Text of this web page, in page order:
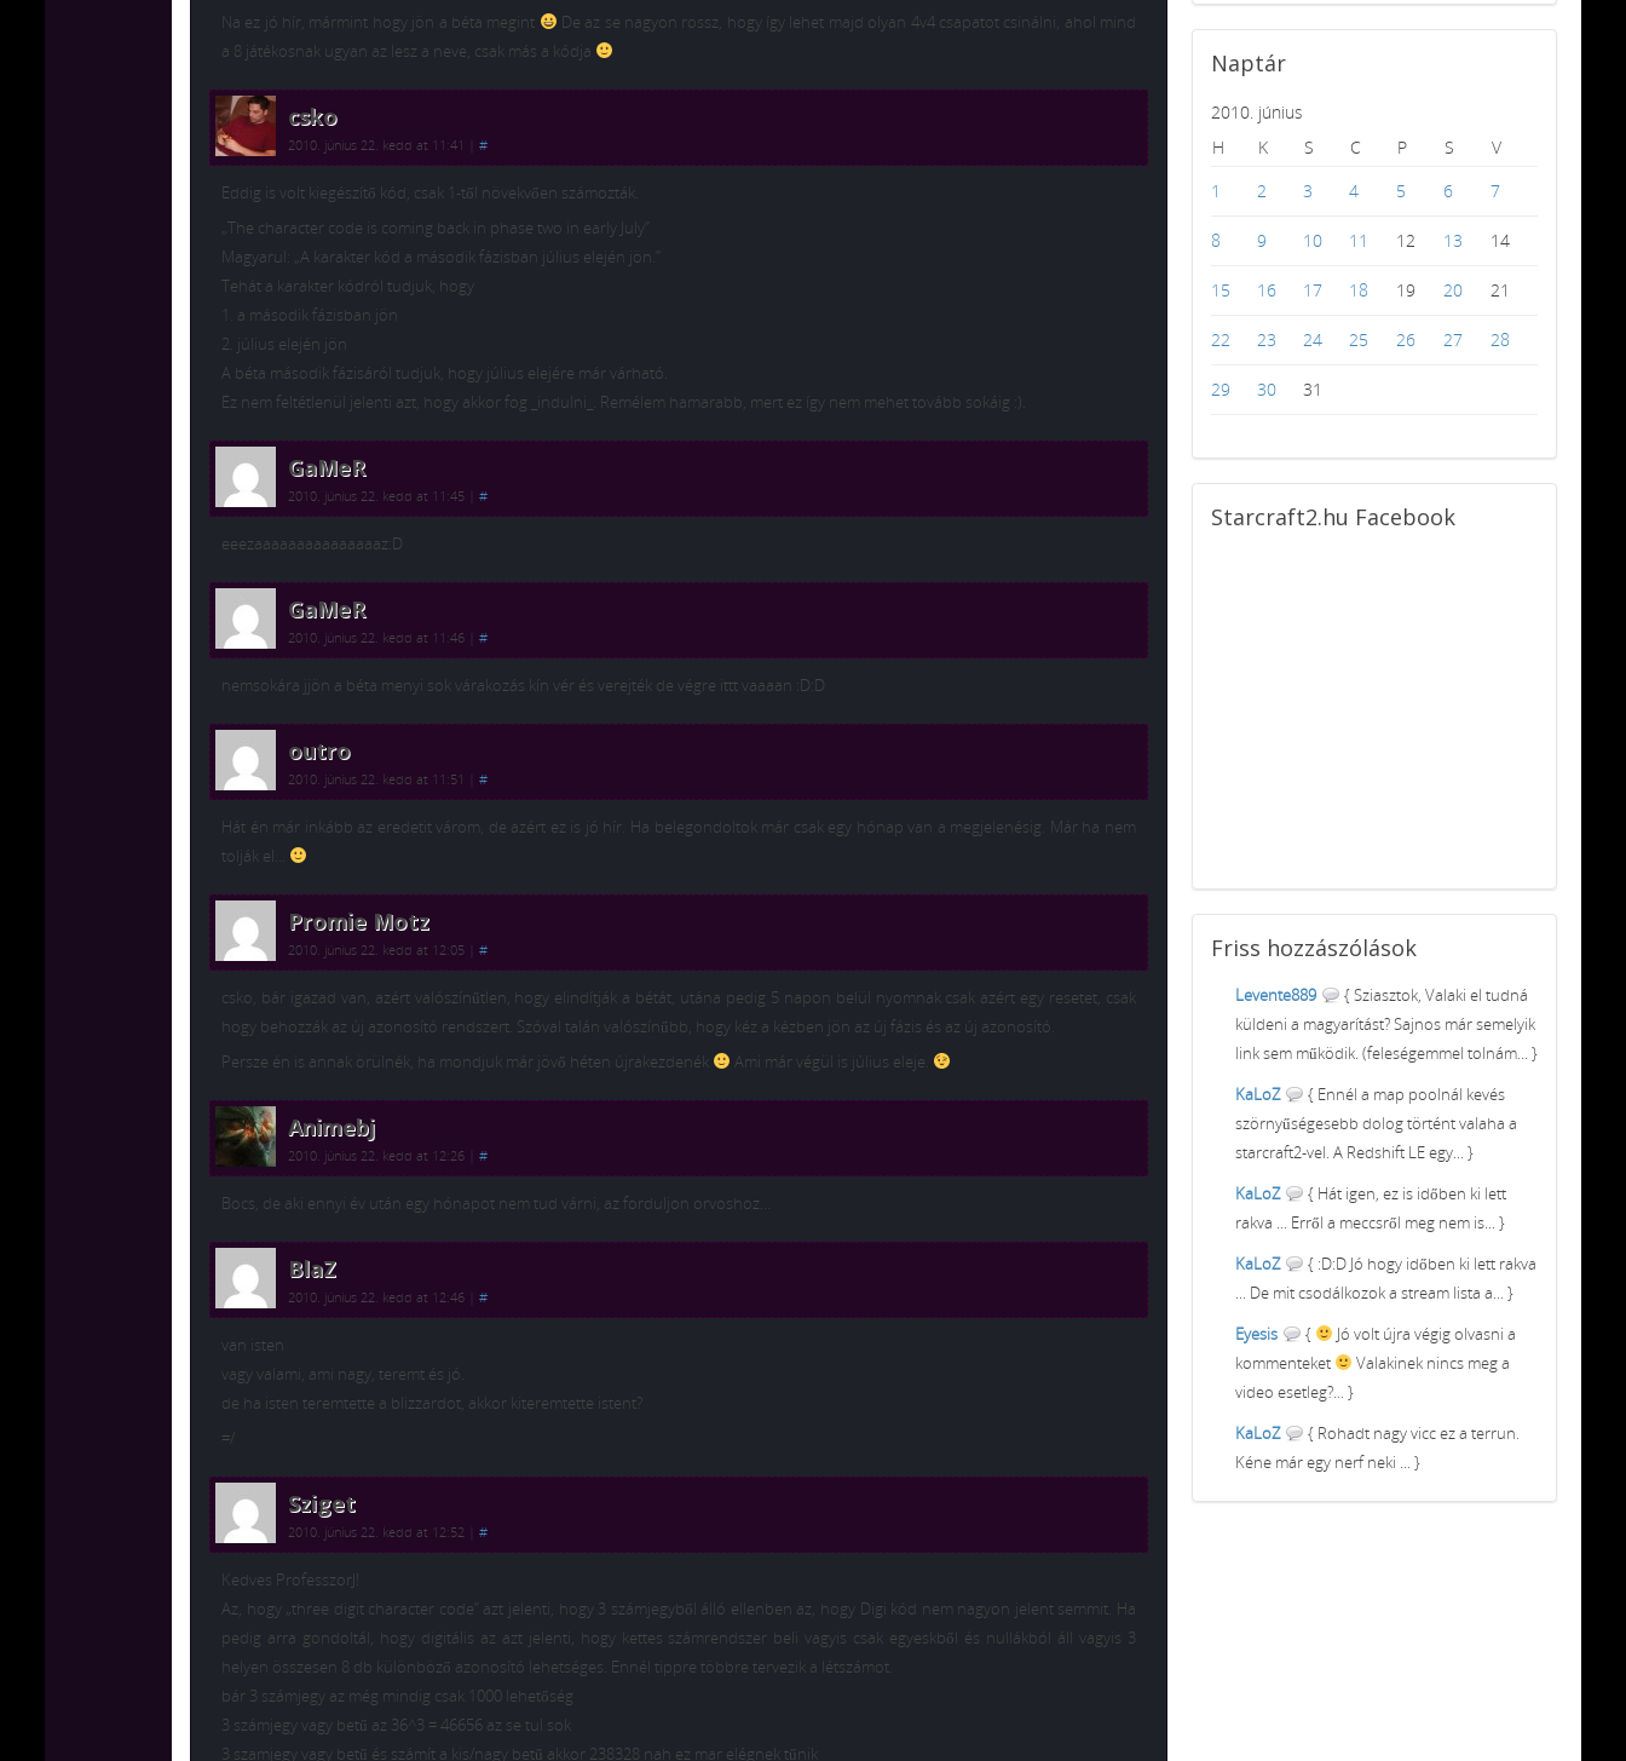
Na ez jó hír, mármint hogy jön a béta megint
De az se nagyon rossz, hogy így lehet majd olyan 4v4 csapatot csinálni, ahol mind
a 8 játékosnak ugyan az lesz a neve, csak más a kódja
csko
2010. június 22. kedd at 11:41 #
Eddig is volt kiegészítő kód, csak 1-től növekvően számozták.
„The character code is coming back in phase two in early July”
Magyarul: „A karakter kód a második fázisban július elején jön.”
Tehát a karakter kódról tudjuk, hogy
1. a második fázisban jön
2. július elején jön
A béta második fázisáról tudjuk, hogy július elejére már várható.
Ez nem feltétlenül jelenti azt, hogy akkor fog _indulni_. Remélem hamarabb, mert ez így nem mehet tovább sokáig :).
GaMeR
2010. június 22. kedd at 11:45 #
eeezaaaaaaaaaaaaaaaz:D
GaMeR
2010. június 22. kedd at 11:46 #
nemsokára jjön a béta menyi sok várakozás kín vér és verejték de végre ittt vaaaan :D:D
outro
2010. június 22. kedd at 11:51 #
Hát én már inkább az eredetit várom, de azért ez is jó hír. Ha belegondoltok már csak egy hónap van a megjelenésig. Már ha nem
tolják el…
Promie Motz
2010. június 22. kedd at 12:05 #
csko, bár igazad van, azért valószínűtlen, hogy elindítják a bétát, utána pedig 5 napon belül nyomnak csak azért egy resetet, csak
hogy behozzák az új azonosító rendszert. Szóval talán valószínűbb, hogy kéz a kézben jön az új fázis és az új azonosító.
Persze én is annak örülnék, ha mondjuk már jövő héten újrakezdenék
Ami már végül is július eleje.
Animebj
2010. június 22. kedd at 12:26 #
Bocs, de aki ennyi év után egy hónapot nem tud várni, az forduljon orvoshoz…
BlaZ
2010. június 22. kedd at 12:46 #
van isten
vagy valami, ami nagy, teremt és jó.
de ha isten teremtette a blizzardot, akkor kiteremtette istent?
=/
Sziget
2010. június 22. kedd at 12:52 #
Kedves ProfesszorJ!
Az, hogy „three digit character code” azt jelenti, hogy 3 számjegyből álló ellenben az, hogy Digi kód nem nagyon jelent semmit. Ha
pedig arra gondoltál, hogy digitális az azt jelenti, hogy kettes számrendszer beli vagyis csak egyeskből és nullákból áll vagyis 3
helyen összesen 8 db különböző azonosító lehetséges. Ennél tippre többre tervezik a létszámot.
bár 3 számjegy az még mindig csak 1000 lehetőség
3 számjegy vagy betű az 36^3 = 46656 az se tul sok
3 szamjegy vagy betű és számít a kis/nagy betű akkor 238328 nah ez mar elégnek tűnik
Naptár
2010. június
H
K S C P S
V
1
2 3 4 5 6 7
8 9 10 11 12 13 14
15 16 17 18 19 20 21
22 23 24 25 26 27 28
29 30 31
Starcraft2.hu Facebook
Friss hozzászólások
Levente889
{ Sziasztok, Valaki el tudná
küldeni a magyarítást? Sajnos már semelyik
link sem működik. (feleségemmel tolnám... }
KaLoZ
{ Ennél a map poolnál kevés
szörnyűségesebb dolog történt valaha a
starcraft2-vel. A Redshift LE egy... }
KaLoZ
{ Hát igen, ez is időben ki lett
rakva ... Erről a meccsről meg nem is... }
KaLoZ
{ :D:D Jó hogy időben ki lett rakva
... De mit csodálkozok a stream lista a... }
Eyesis
{
Jó volt újra végig olvasni a
kommenteket
Valakinek nincs meg a
video esetleg?... }
KaLoZ
{ Rohadt nagy vicc ez a terrun.
Kéne már egy nerf neki ... }